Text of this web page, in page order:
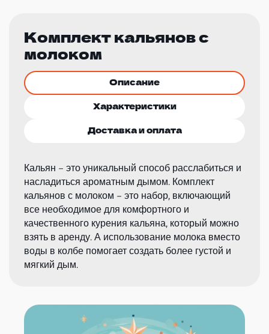
Комплект кальянов с
молоком
Описание
Характеристики
Доставка и оплата
Кальян – это уникальный способ расслабиться и
насладиться ароматным дымом. Комплект
кальянов с молоком – это набор, включающий
все необходимое для комфортного и
качественного курения кальяна, который можно
взять в аренду. А использование молока вместо
воды в колбе помогает создать более густой и
мягкий дым.